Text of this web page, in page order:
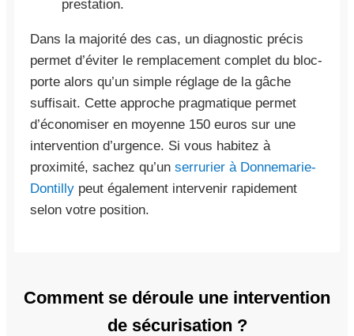
prestation.
Dans la majorité des cas, un diagnostic précis
permet d’éviter le remplacement complet du bloc-
porte alors qu’un simple réglage de la gâche
suffisait. Cette approche pragmatique permet
d’économiser en moyenne 150 euros sur une
intervention d’urgence. Si vous habitez à
proximité, sachez qu’un serrurier à Donnemarie-
Dontilly peut également intervenir rapidement
selon votre position.
Comment se déroule une intervention
de sécurisation ?